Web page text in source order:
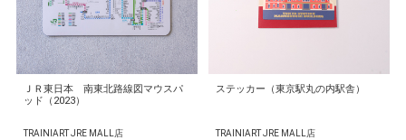
ＪＲ東日本 南東北路線図マウスパ
ッド（2023）
TRAINIART JRE MALL店
ステッカー（東京駅丸の内駅舎）
TRAINIART JRE MALL店